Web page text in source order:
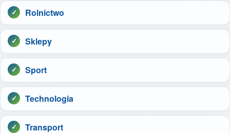
Rolnictwo
Sklepy
Sport
Technologia
Transport